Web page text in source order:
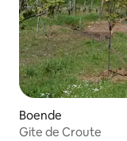
Boende
Gite de Croute